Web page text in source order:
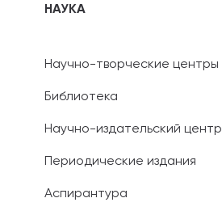
НАУКА
Научно-творческие центры
Библиотека
Научно-издательский центр
Периодические издания
Аспирантура